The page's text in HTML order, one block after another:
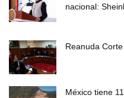
nacional:
Reanuda
México tiene